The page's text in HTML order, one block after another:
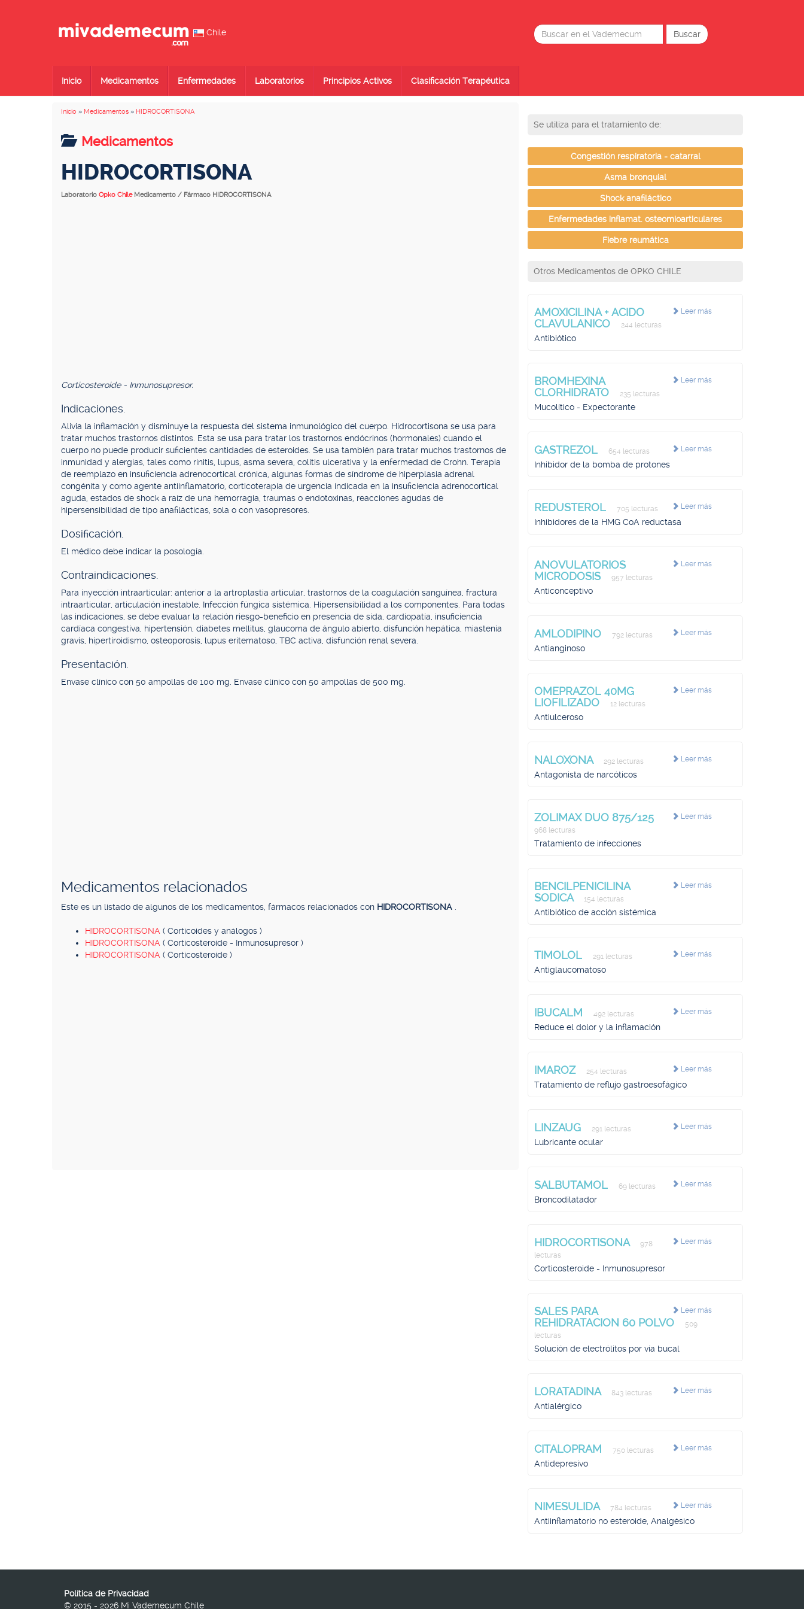
Chile
Inicio Medicamentos Enfermedades Laboratorios Principios Activos Clasificación Terapéutica
Inicio » Medicamentos » HIDROCORTISONA
Medicamentos
HIDROCORTISONA
Laboratorio Opko Chile Medicamento / Fármaco HIDROCORTISONA
Corticosteroide - Inmunosupresor.
Indicaciones.
Alivia la inflamación y disminuye la respuesta del sistema inmunológico del cuerpo. Hidrocortisona se usa para
tratar muchos trastornos distintos. Esta se usa para tratar los trastornos endócrinos (hormonales) cuando el
cuerpo no puede producir suficientes cantidades de esteroides. Se usa también para tratar muchos trastornos de
inmunidad y alergias, tales como rinitis, lupus, asma severa, colitis ulcerativa y la enfermedad de Crohn. Terapia
de reemplazo en insuficiencia adrenocortical crónica, algunas formas de síndrome de hiperplasia adrenal
congénita y como agente antiinflamatorio, corticoterapia de urgencia indicada en la insuficiencia adrenocortical
aguda, estados de shock a raíz de una hemorragia, traumas o endotoxinas, reacciones agudas de
hipersensibilidad de tipo anafilácticas, sola o con vasopresores.
Dosificación.
El médico debe indicar la posología.
Contraindicaciones.
Para inyección intraarticular: anterior a la artroplastia articular, trastornos de la coagulación sanguínea, fractura
intraarticular, articulación inestable. Infección fúngica sistémica. Hipersensibilidad a los componentes. Para todas
las indicaciones, se debe evaluar la relación riesgo-beneficio en presencia de sida, cardiopatía, insuficiencia
cardíaca congestiva, hipertensión, diabetes mellitus, glaucoma de ángulo abierto, disfunción hepática, miastenia
gravis, hipertiroidismo, osteoporosis, lupus eritematoso, TBC activa, disfunción renal severa.
Presentación.
Envase clínico con 50 ampollas de 100 mg. Envase clínico con 50 ampollas de 500 mg.
Medicamentos relacionados
Este es un listado de algunos de los medicamentos, fármacos relacionados con HIDROCORTISONA
HIDROCORTISONA ( Corticoides y análogos )
HIDROCORTISONA ( Corticosteroide - Inmunosupresor )
HIDROCORTISONA ( Corticosteroide )
Se utiliza para el tratamiento de:
Congestión respiratoria - catarral
Asma bronquial
Shock anafiláctico
Enfermedades inflamat. osteomioarticulares
Fiebre reumática
Otros Medicamentos de OPKO CHILE
Leer más
AMOXICILINA + ACIDO
CLAVULANICO
244 lecturas
Antibiótico
Leer más
BROMHEXINA
CLORHIDRATO
235 lecturas
Mucolítico - Expectorante
Leer más
GASTREZOL 654 lecturas
Inhibidor de la bomba de protones
Leer más
REDUSTEROL 705 lecturas
Inhibidores de la HMG CoA reductasa
Leer más
ANOVULATORIOS
MICRODOSIS
957 lecturas
Anticonceptivo
Leer más
AMLODIPINO 792 lecturas
Antianginoso
Leer más
OMEPRAZOL 40MG
LIOFILIZADO
12 lecturas
Antiulceroso
Leer más
NALOXONA 292 lecturas
Antagonista de narcóticos
Leer más
ZOLIMAX DUO 875/125
968 lecturas
Tratamiento de infecciones
Leer más
BENCILPENICILINA
SODICA
154 lecturas
Antibiótico de acción sistémica
Leer más
TIMOLOL 291 lecturas
Antiglaucomatoso
Leer más
IBUCALM 492 lecturas
Reduce el dolor y la inflamación
Leer más
IMAROZ 254 lecturas
Tratamiento de reflujo gastroesofágico
Leer más
LINZAUG 291 lecturas
Lubricante ocular
Leer más
SALBUTAMOL 69 lecturas
Broncodilatador
Leer más
HIDROCORTISONA
978
lecturas
Corticosteroide - Inmunosupresor
Leer más
SALES PARA
REHIDRATACION 60 POLVO
509
lecturas
Solución de electrólitos por vía bucal
Leer más
LORATADINA 843 lecturas
Antialérgico
Leer más
CITALOPRAM 750 lecturas
Antidepresivo
Leer más
NIMESULIDA 784 lecturas
Antiinflamatorio no esteroide, Analgésico
Política de Privacidad
© 2015 - 2026 Mi Vademecum Chile